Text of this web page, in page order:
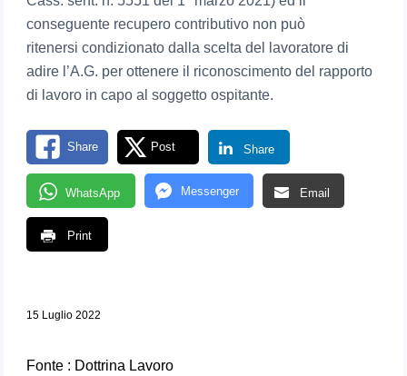
conseguente recupero contributivo non può
ritenersi condizionato dalla scelta del lavoratore di
adire l’A.G. per ottenere il riconoscimento del rapporto
di lavoro in capo al soggetto ospitante.
Share Post Share
WhatsApp Messenger Email
Print
15 Luglio 2022
Fonte : Dottrina Lavoro